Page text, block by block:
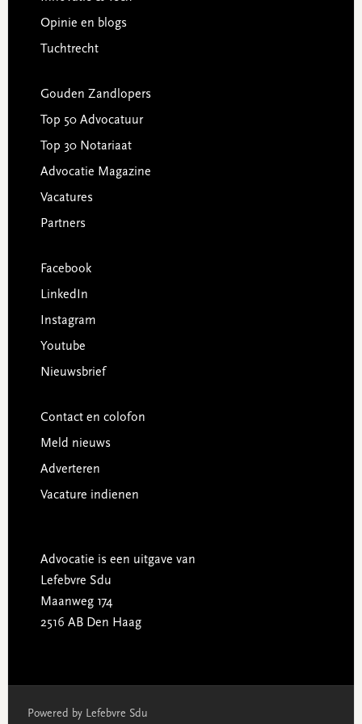
Opinie en blogs
Tuchtrecht
Gouden Zandlopers
Top 50 Advocatuur
Top 30 Notariaat
Advocatie Magazine
Vacatures
Partners
Facebook
LinkedIn
Instagram
Youtube
Nieuwsbrief
Contact en colofon
Meld nieuws
Adverteren
Vacature indienen
Advocatie is een uitgave van
Lefebvre Sdu
Maanweg 174
2516 AB Den Haag
Powered by Lefebvre Sdu